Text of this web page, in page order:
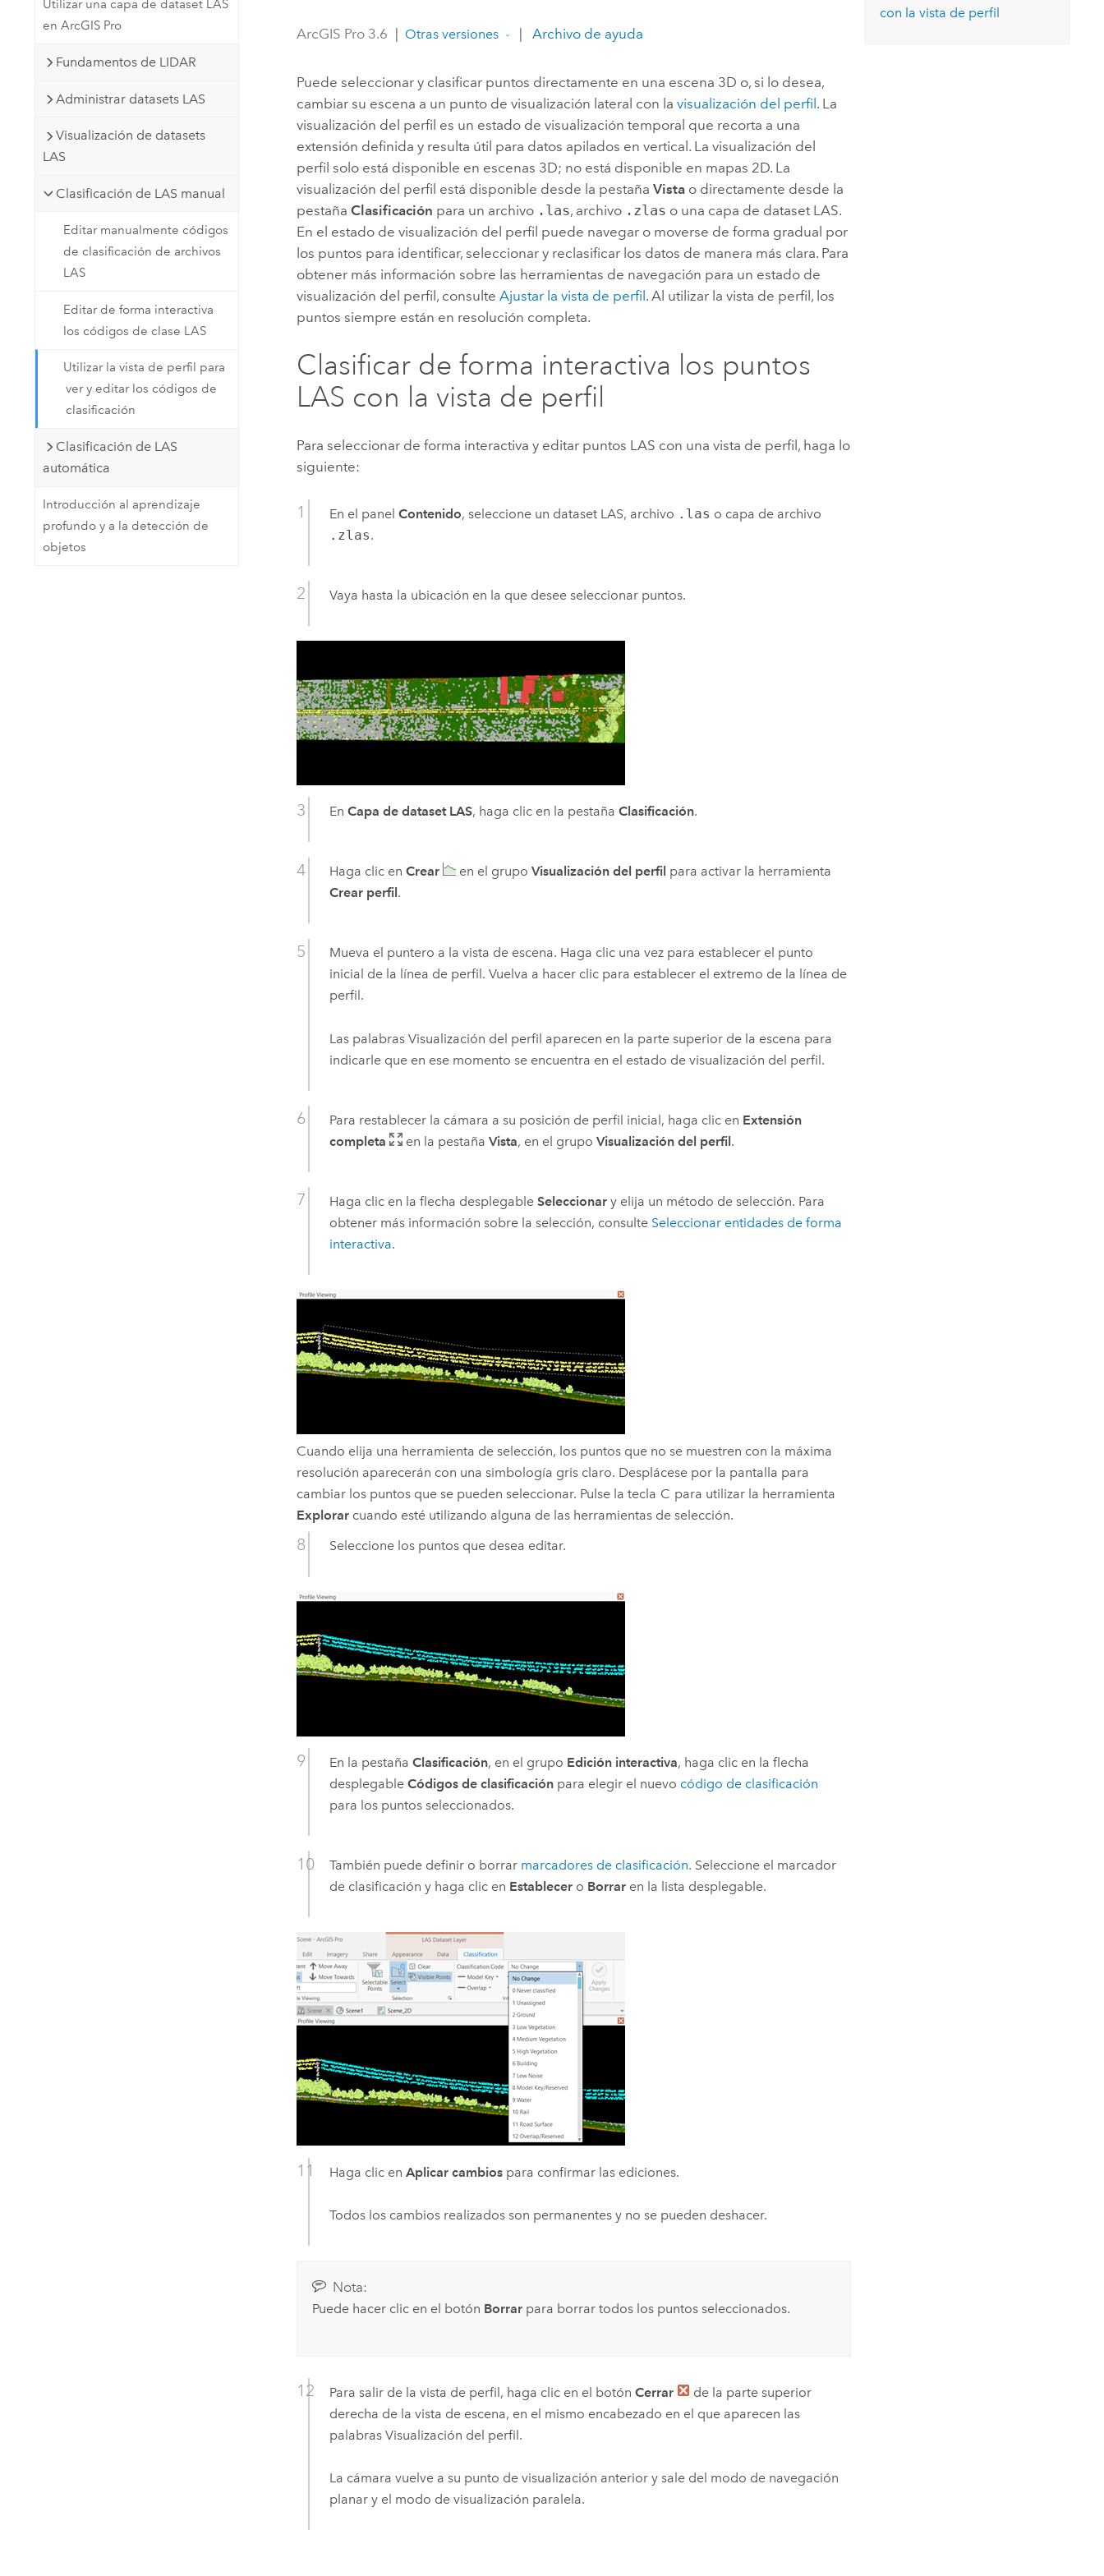
Tecnología para desarrolladores
representación cartográfica y
Explorar ArcGIS Pro
Todos los sectores
Todas las historias
Leer la historia
Utilizar una capa de dataset LAS
en ArcGIS Pro
Fundamentos de LIDAR
Administrar datasets LAS
Visualización de datasets
LAS
Clasificación de LAS manual
Editar manualmente códigos
de clasificación de archivos
LAS
Editar de forma interactiva
los códigos de clase LAS
Utilizar la vista de perfil para
ver y editar los códigos de
clasificación
Clasificación de LAS
automática
Introducción al aprendizaje
profundo y a la detección de
objetos
ArcGIS Pro 3.6 Otras versiones Archivo de ayuda
Puede seleccionar y clasificar puntos directamente en una escena 3D o, si lo desea,
cambiar su escena a un punto de visualización lateral con lavisualización del perfil. La
visualización del perfil es un estado de visualización temporal que recorta a una
extensión definida y resulta útil para datos apilados en vertical. La visualización del
perfil solo está disponible en escenas 3D; no está disponible en mapas 2D. La
visualización del perfil está disponible desde la pestañaVista o directamente desde la
pestañaClasificación para un archivo .las, archivo .zlas o una capa de dataset LAS.
En el estado de visualización del perfil puede navegar o moverse de forma gradual por
los puntos para identificar, seleccionar y reclasificar los datos de manera más clara. Para
obtener más información sobre las herramientas de navegación para un estado de
visualización del perfil, consulteAjustar la vista de perfil. Al utilizar la vista de perfil, los
puntos siempre están en resolución completa.
Clasificar de forma interactiva los puntos
LAS con la vista de perfil
Para seleccionar de forma interactiva y editar puntos LAS con una vista de perfil, haga lo
siguiente:
En el panelContenido, seleccione un dataset LAS, archivo .las o capa de archivo
.zlas.
Vaya hasta la ubicación en la que desee seleccionar puntos.
EnCapa de dataset LAS, haga clic en la pestañaClasificación.
Haga clic enCrear en el grupoVisualización del perfil para activar la herramienta
Crear perfil .
Mueva el puntero a la vista de escena. Haga clic una vez para establecer el punto
inicial de la línea de perfil. Vuelva a hacer clic para establecer el extremo de la línea de
perfil.
Las palabras Visualización del perfil aparecen en la parte superior de la escena para
indicarle que en ese momento se encuentra en el estado de visualización del perfil.
Para restablecer la cámara a su posición de perfil inicial, haga clic en Extensión
completa
en la pestañaVista, en el grupoVisualización del perfil.
Haga clic en la flecha desplegableSeleccionar y elija un método de selección. Para
obtener más información sobre la selección, consulte Seleccionar entidades de forma
interactiva.
Cuando elija una herramienta de selección, los puntos que no se muestren con la máxima
resolución aparecerán con una simbología gris claro. Desplácese por la pantalla para
cambiar los puntos que se pueden seleccionar. Pulse la tecla C para utilizar la herramienta
Explorar cuando esté utilizando alguna de las herramientas de selección.
Seleccione los puntos que desea editar.
En la pestañaClasificación, en el grupo Edición interactiva, haga clic en la flecha
desplegableCódigos de clasificación para elegir el nuevo código de clasificación
para los puntos seleccionados.
También puede definir o borrar marcadores de clasificación. Seleccione el marcador
de clasificación y haga clic en Establecer o Borrar en la lista desplegable.
Haga clic enAplicar cambios para confirmar las ediciones.
Todos los cambios realizados son permanentes y no se pueden deshacer.
Nota:
Puede hacer clic en el botón Borrarpara borrar todos los puntos seleccionados.
Para salir de la vista de perfil, haga clic en el botónCerrar
de la parte superior
derecha de la vista de escena, en el mismo encabezado en el que aparecen las
palabras Visualización del perfil.
La cámara vuelve a su punto de visualización anterior y sale del modo de navegación
planar y el modo de visualización paralela.
con la vista de perfil